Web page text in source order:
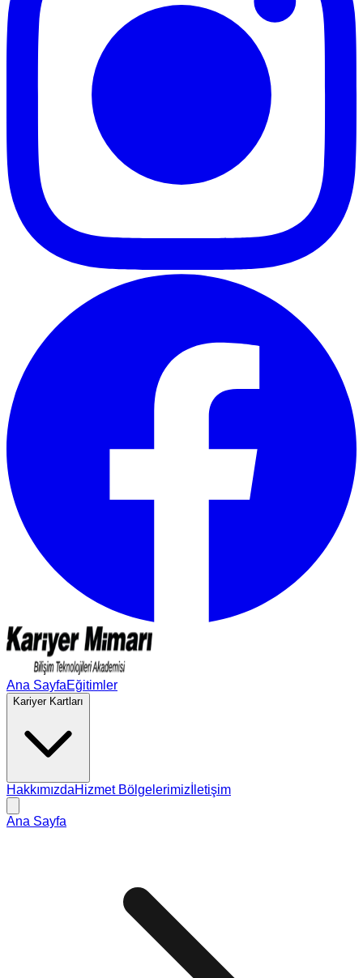
Ana SayfaEğitimler
Kariyer Kartları
HakkımızdaHizmet Bölgelerimiz İletişim
Ana Sayfa